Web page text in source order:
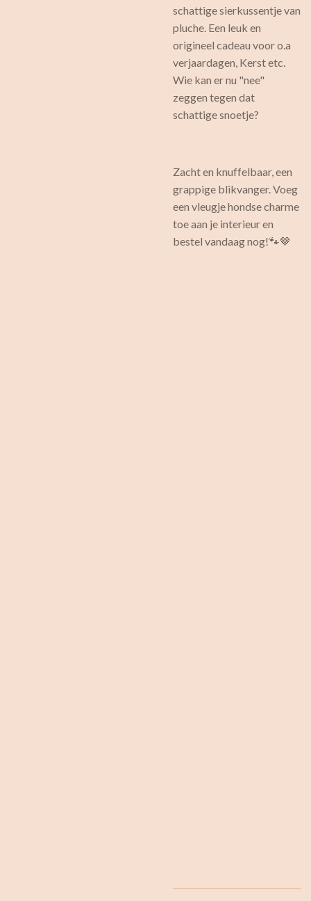
schattige sierkussentje van
pluche. Een leuk en
origineel cadeau voor o.a
verjaardagen, Kerst etc.
Wie kan er nu "nee"
zeggen tegen dat
schattige snoetje?
Zacht en knuffelbaar, een
grappige blikvanger. Voeg
een vleugje hondse charme
toe aan je interieur en
bestel vandaag nog!🐾🤎